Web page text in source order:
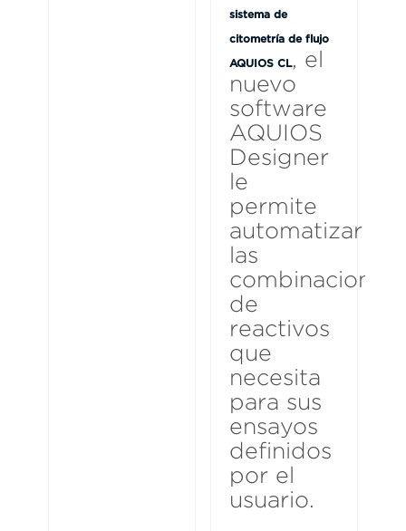
sistema de
citometría de flujo
AQUIOS CL, el
nuevo
software
AQUIOS
Designer
le
permite
automatizar
las
combinaciones
de
reactivos
que
necesita
para sus
ensayos
definidos
por el
usuario.